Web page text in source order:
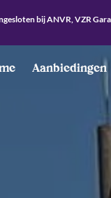
bij ANVR, VZR
Aanbiedingen